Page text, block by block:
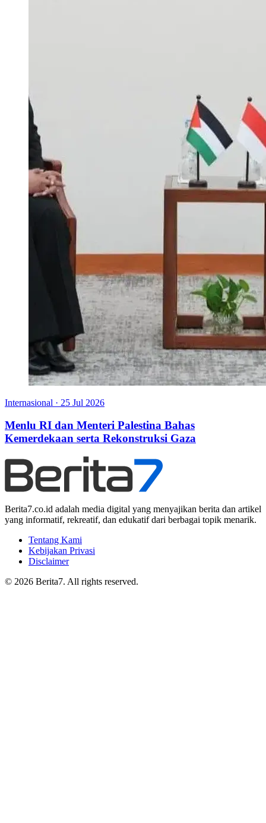
Internasional · 25 Jul 2026
Menlu RI dan Menteri Palestina Bahas
Kemerdekaan serta Rekonstruksi Gaza
Berita7.co.id adalah media digital yang menyajikan berita dan artikel
yang informatif, rekreatif, dan edukatif dari berbagai topik menarik.
Tentang Kami
Kebijakan Privasi
Disclaimer
© 2026 Berita7. All rights reserved.